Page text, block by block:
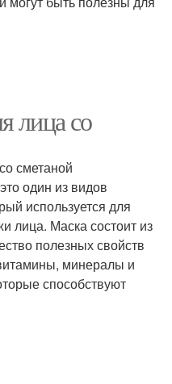
лица со
сметаной
один из видов
используется для
лица. Маска состоит из
полезных свойств
минералы и
способствуют